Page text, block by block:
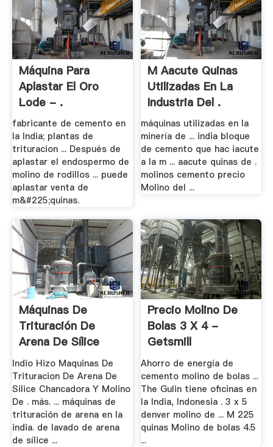
Máquina Para
Aplastar El Oro
Lode - .
fabricante de cemento en
la India; plantas de
trituracion ... Después de
aplastar el endospermo de
molino de rodillos ... puede
aplastar venta de
m&#225;quinas.
M Aacute Quinas
Utilizadas En La
Industria Del .
máquinas utilizadas en la
minería de ... india bloque
de cemento que hac iacute
a la m ... aacute quinas de .
molinos cemento precio
Molino del ...
Máquinas De
Trituración De
Arena De Sílice
Indio
Indio Hizo Maquinas De
Trituracion De Arena De
Silice Chancadora Y Molino
De . más. ... máquinas de
trituración de arena en la
india. de lavado de arena
de sílice ...
Precio Molino De
Bolas 3 X 4 -
Getsmill
Ahorro de energía de
cemento molino de bolas ...
The Gulin tiene oficinas en
la India, Indonesia . 3 x 5
denver molino de ... M 225
quinas Molino de bolas 4.5
...